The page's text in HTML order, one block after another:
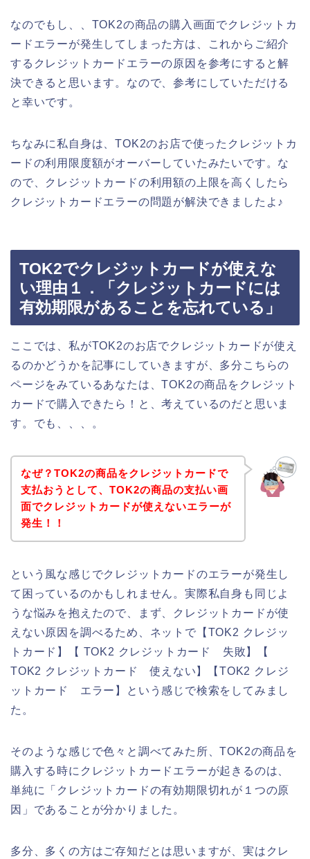
なのでもし、、TOK2の商品の購入画面でクレジットカ
ードエラーが発生してしまった方は、これからご紹介
するクレジットカードエラーの原因を参考にすると解
決できると思います。なので、参考にしていただける
と幸いです。
ちなみに私自身は、TOK2のお店で使ったクレジットカ
ードの利用限度額がオーバーしていたみたいです。な
ので、クレジットカードの利用額の上限を高くしたら
クレジットカードエラーの問題が解決できましたよ♪
TOK2でクレジットカードが使えな
い理由１．「クレジットカードには
有効期限があることを忘れている」
ここでは、私がTOK2のお店でクレジットカードが使え
るのかどうかを記事にしていきますが、多分こちらの
ページをみているあなたは、TOK2の商品をクレジット
カードで購入できたら！と、考えているのだと思いま
す。でも、、、。
なぜ？TOK2の商品をクレジットカードで
支払おうとして、TOK2の商品の支払い画
面でクレジットカードが使えないエラーが
発生！！
という風な感じでクレジットカードのエラーが発生し
て困っているのかもしれません。実際私自身も同じよ
うな悩みを抱えたので、まず、クレジットカードが使
えない原因を調べるため、ネットで【TOK2 クレジッ
トカード】【 TOK2 クレジットカード 失敗】【
TOK2 クレジットカード 使えない】【TOK2 クレジ
ットカード エラー】という感じで検索をしてみまし
た。
そのような感じで色々と調べてみた所、TOK2の商品を
購入する時にクレジットカードエラーが起きるのは、
単純に「クレジットカードの有効期限切れが１つの原
因」であることが分かりました。
多分、多くの方はご存知だとは思いますが、実はクレ